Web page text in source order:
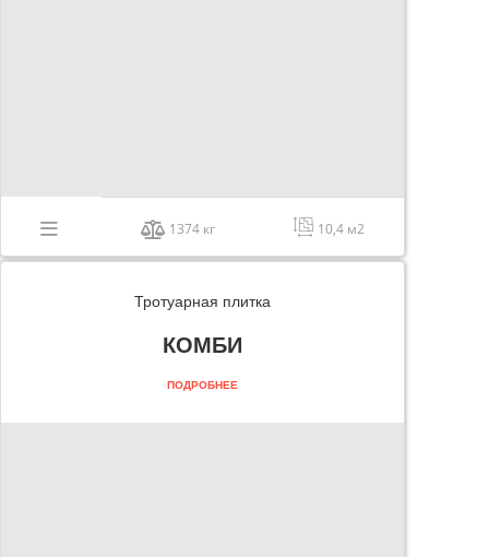
1374 кг 10,4 м2
Тротуарная плитка
КОМБИ
ПОДРОБНЕЕ